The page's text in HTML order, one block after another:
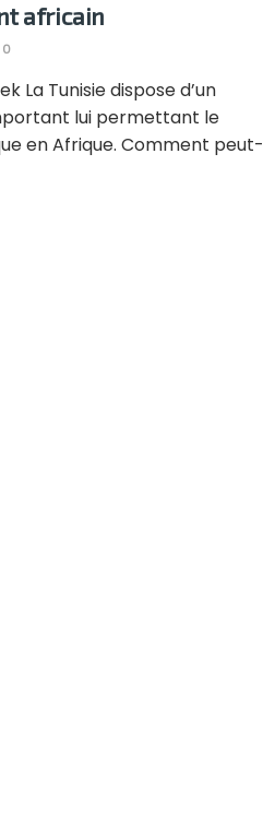
africain
0
La Tunisie dispose d’un
lui permettant le
en Afrique. Comment peut-